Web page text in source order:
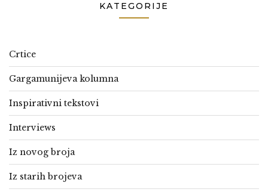
KATEGORIJE
Crtice
Gargamunijeva kolumna
Inspirativni tekstovi
Interviews
Iz novog broja
Iz starih brojeva